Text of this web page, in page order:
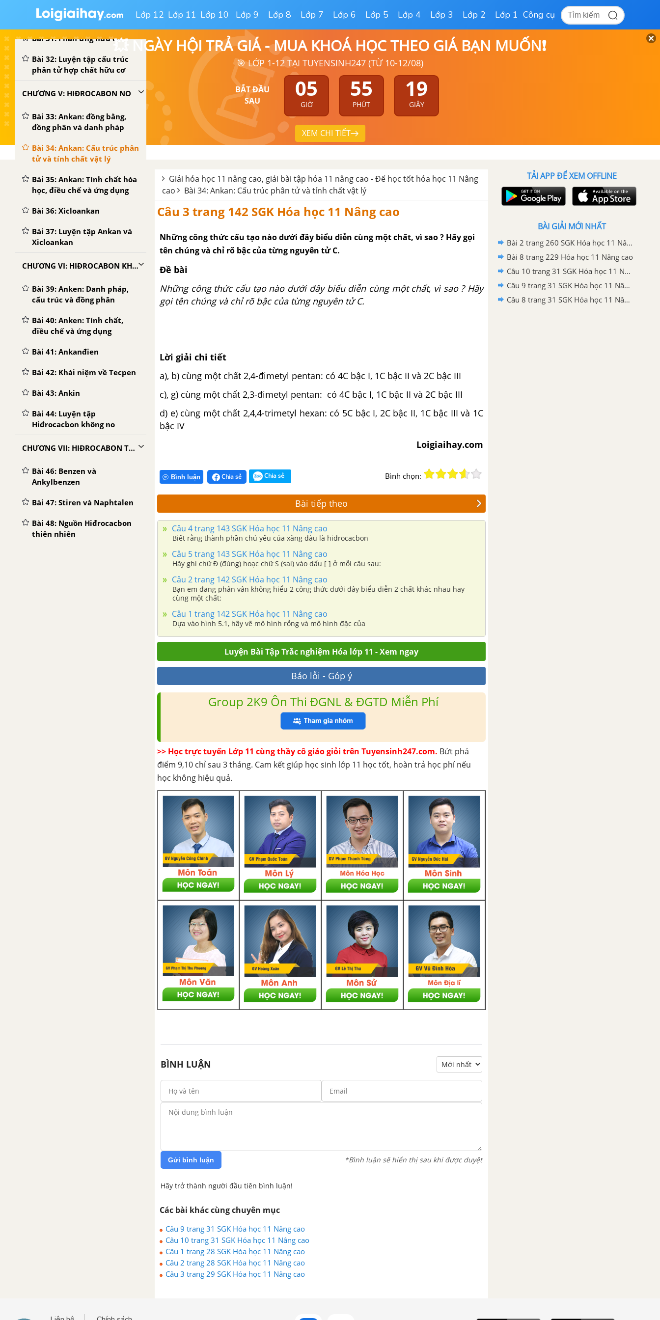
Lớp 12 Lớp 11 Lớp 10 Lớp 9 Lớp 8 Lớp 7 Lớp 6 Lớp 5 Lớp 4 Lớp 3 Lớp 2 Lớp 1 Công cụ
💥 NGÀY HỘI TRẢ GIÁ - MUA KHOÁ HỌC THEO GIÁ BẠN MUỐN❗
🎯 LỚP 1-12 TẠI TUYENSINH247 (TỪ 10-12/08)
BẮT ĐẦU
SAU
05
GIỜ
55
PHÚT
19
GIÂY
XEM CHI TIẾT
Bài 30: Cấu trúc phân tử của
hợp chất hữu cơ
Bài 31: Phản ứng hữu cơ
Bài 32: Luyện tập cấu trúc
phân tử hợp chất hữu cơ
CHƯƠNG V: HIĐROCABON NO
Bài 33: Ankan: đồng bằng,
đồng phân và danh pháp
Bài 34: Ankan: Cấu trúc phân
tử và tính chất vật lý
Bài 35: Ankan: Tính chất hóa
học, điều chế và ứng dụng
Bài 36: Xicloankan
Bài 37: Luyện tập Ankan và
Xicloankan
CHƯƠNG VI: HIĐROCABON KHÔNG NO
Bài 39: Anken: Danh pháp,
cấu trúc và đồng phân
Bài 40: Anken: Tính chất,
điều chế và ứng dụng
Bài 41: Ankanđien
Bài 42: Khái niệm về Tecpen
Bài 43: Ankin
Bài 44: Luyện tập
Hiđrocacbon không no
CHƯƠNG VII: HIĐROCABON THƠM. NGUỒN HIĐROCABON THIÊN NHIÊN
Bài 46: Benzen và
Ankylbenzen
Bài 47: Stiren và Naphtalen
Bài 48: Nguồn Hiđrocacbon
thiên nhiên
Giải hóa học 11 nâng cao, giải bài tập hóa 11 nâng cao - Để học tốt hóa học 11 Nâng
cao
Bài 34: Ankan: Cấu trúc phân tử và tính chất vật lý
Câu 3 trang 142 SGK Hóa học 11 Nâng cao
Những công thức cấu tạo nào dưới đây biểu diễn cùng một chất, vì sao ? Hãy gọi
tên chúng và chỉ rõ bậc của từng nguyên tử C.
Đề bài
Những công thức cấu tạo nào dưới đây biểu diễn cùng một chất, vì sao ? Hãy
gọi tên chúng và chỉ rõ bậc của từng nguyên tử C.
Lời giải chi tiết
a), b) cùng một chất 2,4-đimetyl pentan: có 4C bậc I, 1C bậc II và 2C bậc III
c), g) cùng một chất 2,3-đimetyl pentan: có 4C bậc I, 1C bậc II và 2C bậc III
d) e) cùng một chất 2,4,4-trimetyl hexan: có 5C bậc I, 2C bậc II, 1C bậc III và 1C
bậc IV
Loigiaihay.com
Bình luận Chia sẻ Chia sẻ Bình chọn:
Bài tiếp theo
Câu 4 trang 143 SGK Hóa học 11 Nâng cao
Biết rằng thành phần chủ yếu của xăng dàu là hiđrocacbon
Câu 5 trang 143 SGK Hóa học 11 Nâng cao
Hãy ghi chữ Đ (đúng) hoạc chữ S (sai) vào dấu [ ] ở mỗi câu sau:
Câu 2 trang 142 SGK Hóa học 11 Nâng cao
Bạn em đang phân vân không hiểu 2 công thức dưới đây biểu diễn 2 chất khác nhau hay
cùng một chất:
Câu 1 trang 142 SGK Hóa học 11 Nâng cao
Dựa vào hình 5.1, hãy vẽ mô hình rỗng và mô hình đặc của
Luyện Bài Tập Trắc nghiệm Hóa lớp 11 - Xem ngay
Báo lỗi - Góp ý
Group 2K9 Ôn Thi ĐGNL & ĐGTD Miễn Phí
>> Học trực tuyến Lớp 11 cùng thầy cô giáo giỏi trên Tuyensinh247.com. Bứt phá
điểm 9,10 chỉ sau 3 tháng. Cam kết giúp học sinh lớp 11 học tốt, hoàn trả học phí nếu
học không hiệu quả.
BÌNH LUẬN
Gửi bình luận *Bình luận sẽ hiển thị sau khi được duyệt
Hãy trở thành người đầu tiên bình luận!
Các bài khác cùng chuyên mục
Câu 9 trang 31 SGK Hóa học 11 Nâng cao
Câu 10 trang 31 SGK Hóa học 11 Nâng cao
Câu 1 trang 28 SGK Hóa học 11 Nâng cao
Câu 2 trang 28 SGK Hóa học 11 Nâng cao
Câu 3 trang 29 SGK Hóa học 11 Nâng cao
TẢI APP ĐỂ XEM OFFLINE
BÀI GIẢI MỚI NHẤT
Bài 2 trang 260 SGK Hóa học 11 Nâng cao
Bài 8 trang 229 Hóa học 11 Nâng cao
Câu 10 trang 31 SGK Hóa học 11 Nâng cao
Câu 9 trang 31 SGK Hóa học 11 Nâng cao
Câu 8 trang 31 SGK Hóa học 11 Nâng cao